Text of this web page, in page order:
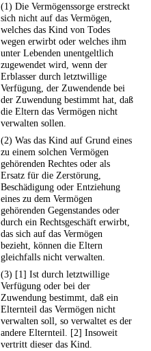
(1) Die Vermögenssorge erstreckt
sich nicht auf das Vermögen,
welches das Kind von Todes
wegen erwirbt oder welches ihm
unter Lebenden unentgeltlich
zugewendet wird, wenn der
Erblasser durch letztwillige
Verfügung, der Zuwendende bei
der Zuwendung bestimmt hat, daß
die Eltern das Vermögen nicht
verwalten sollen.
(2) Was das Kind auf Grund eines
zu einem solchen Vermögen
gehörenden Rechtes oder als
Ersatz für die Zerstörung,
Beschädigung oder Entziehung
eines zu dem Vermögen
gehörenden Gegenstandes oder
durch ein Rechtsgeschäft erwirbt,
das sich auf das Vermögen
bezieht, können die Eltern
gleichfalls nicht verwalten.
(3) [1] Ist durch letztwillige
Verfügung oder bei der
Zuwendung bestimmt, daß ein
Elternteil das Vermögen nicht
verwalten soll, so verwaltet es der
andere Elternteil. [2] Insoweit
vertritt dieser das Kind.